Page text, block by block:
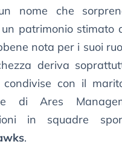
nome che
patrimonio stimato
nota per i suoi
deriva
condivise con il
di Ares
in squadre
.